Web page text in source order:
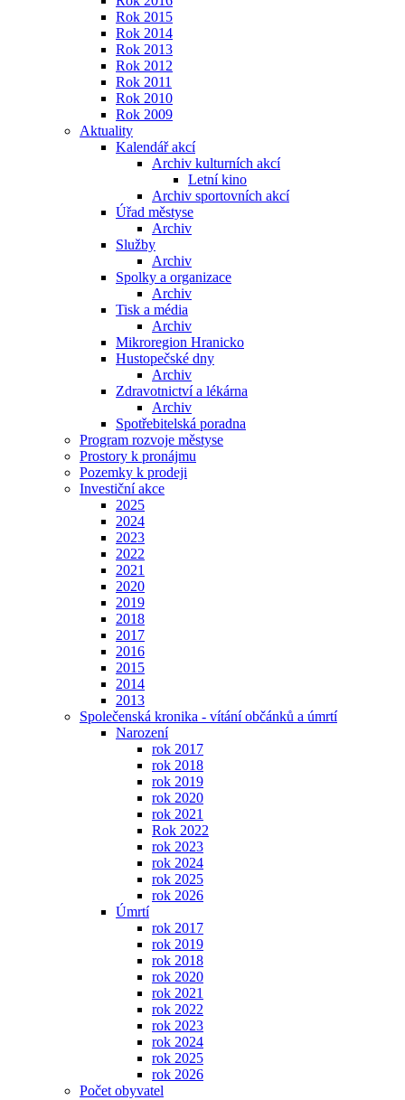
Rok 2015
Rok 2014
Rok 2013
Rok 2012
Rok 2011
Rok 2010
Rok 2009
Aktuality
Kalendář akcí
Archiv kulturních akcí
Letní kino
Archiv sportovních akcí
Úřad městyse
Archiv
Služby
Archiv
Spolky a organizace
Archiv
Tisk a média
Archiv
Mikroregion Hranicko
Hustopečské dny
Archiv
Zdravotnictví a lékárna
Archiv
Spotřebitelská poradna
Program rozvoje městyse
Prostory k pronájmu
Pozemky k prodeji
Investiční akce
2025
2024
2023
2022
2021
2020
2019
2018
2017
2016
2015
2014
2013
Společenská kronika - vítání občánků a úmrtí
Narození
rok 2017
rok 2018
rok 2019
rok 2020
rok 2021
Rok 2022
rok 2023
rok 2024
rok 2025
rok 2026
Úmrtí
rok 2017
rok 2019
rok 2018
rok 2020
rok 2021
rok 2022
rok 2023
rok 2024
rok 2025
rok 2026
Počet obyvatel